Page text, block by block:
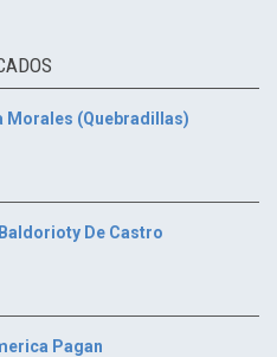
Morales (Quebradillas)
De Castro
Pagan